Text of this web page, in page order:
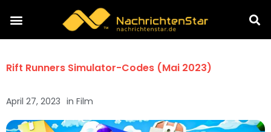
Rift Runners Simulator-Codes (Mai 2023)
April 27, 2023 in Film